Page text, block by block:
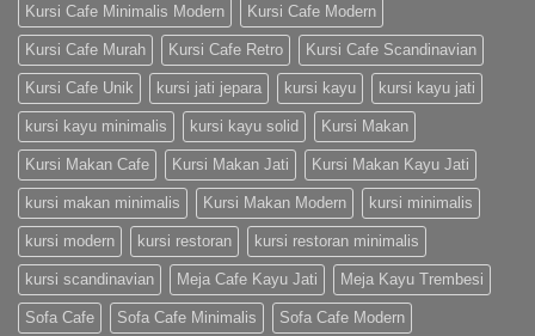
Kursi Cafe Minimalis Modern Kursi Cafe Modern
Kursi Cafe Murah Kursi Cafe Retro Kursi Cafe Scandinavian
Kursi Cafe Unik kursi jati jepara kursi kayu kursi kayu jati
kursi kayu minimalis kursi kayu solid Kursi Makan
Kursi Makan Cafe Kursi Makan Jati Kursi Makan Kayu Jati
kursi makan minimalis Kursi Makan Modern kursi minimalis
kursi modern kursi restoran kursi restoran minimalis
kursi scandinavian Meja Cafe Kayu Jati Meja Kayu Trembesi
Sofa Cafe Sofa Cafe Minimalis Sofa Cafe Modern